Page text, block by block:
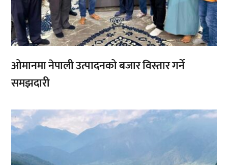
ओमानमा नेपाली उत्पादनको बजार विस्तार गर्ने
समझदारी
,,